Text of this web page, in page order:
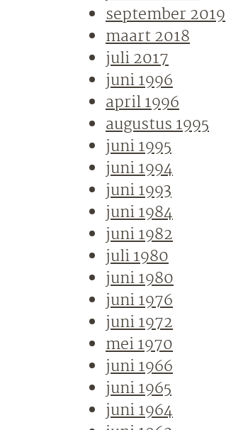
september 2019
maart 2018
juli 2017
juni 1996
april 1996
augustus 1995
juni 1995
juni 1994
juni 1993
juni 1984
juni 1982
juli 1980
juni 1980
juni 1976
juni 1972
mei 1970
juni 1966
juni 1965
juni 1964